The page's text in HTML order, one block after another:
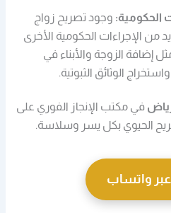
الحكومية: وجود تصريح زواج
الإجراءات الحكومية الأخرى
إضافة الزوجة والأبناء في
الوثائق الثبوتية.
في مكتب الإنجاز الفوري على
الحيوي بكل يسر وسلاسة.
واتساب